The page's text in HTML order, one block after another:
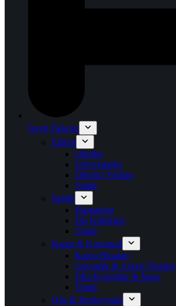
İşyeri Dekoru
Eğitim
Okullar
Üniversiteler
Öğrenci Yurtları
Tümü
Sağlık
Hastaneler
Diş Klinikleri
Tümü
Kamu & Kurumsal
Kamu Binaları
Güvenlik & Askeri Tesisler
Dini Kurumlar & İnanç
Tümü
Ofis & Profesyonel